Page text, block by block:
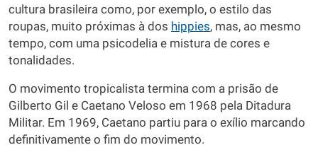
cultura brasileira como, por exemplo, o estilo das
roupas, muito próximas à dos hippies, mas, ao mesmo
tempo, com uma psicodelia e mistura de cores e
tonalidades.
O movimento tropicalista termina com a prisão de
Gilberto Gil e Caetano Veloso em 1968 pela Ditadura
Militar. Em 1969, Caetano partiu para o exílio marcando
definitivamente o fim do movimento.